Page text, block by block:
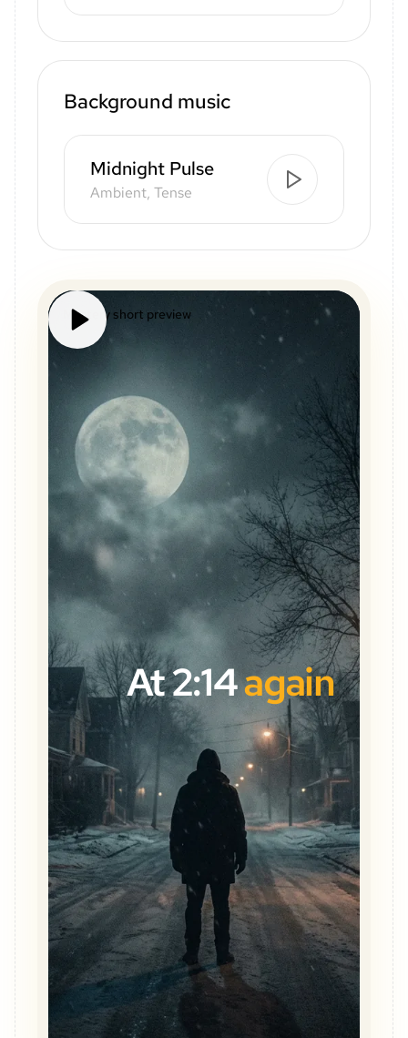
Background music
Midnight Pulse
Ambient, Tense
Mystery short preview
At 2:14again